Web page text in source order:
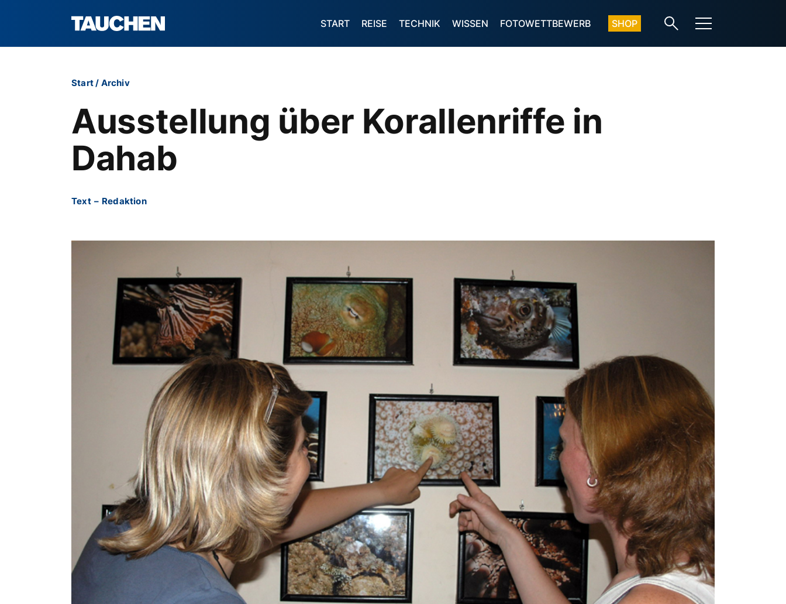
START REISE TECHNIK WISSEN FOTOWETTBEWERB SHOP
Start/ Archiv
Ausstellung über Korallenriffe in
Dahab
Text – Redaktion